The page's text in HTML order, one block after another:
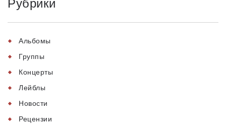
Альбомы
Группы
Концерты
Лейблы
Новости
Рецензии